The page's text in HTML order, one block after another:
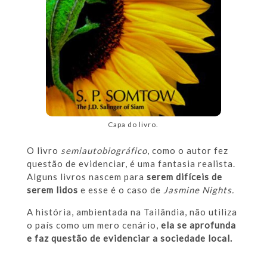
Capa do livro.
O livro semiautobiográfico, como o autor fez
questão de evidenciar, é uma fantasia realista.
Alguns livros nascem para serem difíceis de
serem lidos e esse é o caso de Jasmine Nights.
A história, ambientada na Tailândia, não utiliza
o país como um mero cenário, ela se aprofunda
e faz questão de evidenciar a sociedade local.